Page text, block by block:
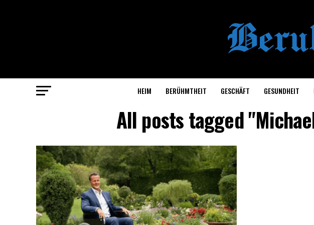
HEIM BERÜHMTHEIT GESCHÄFT GESUNDHEIT
All posts tagged